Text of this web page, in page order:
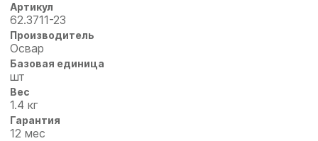
Артикул
62.3711-23
Производитель
Освар
Базовая единица
шт
Вес
1.4 кг
Гарантия
12 мес